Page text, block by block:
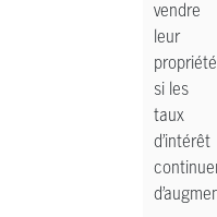
vendre
leur
propriété
si les
taux
d’intérêt